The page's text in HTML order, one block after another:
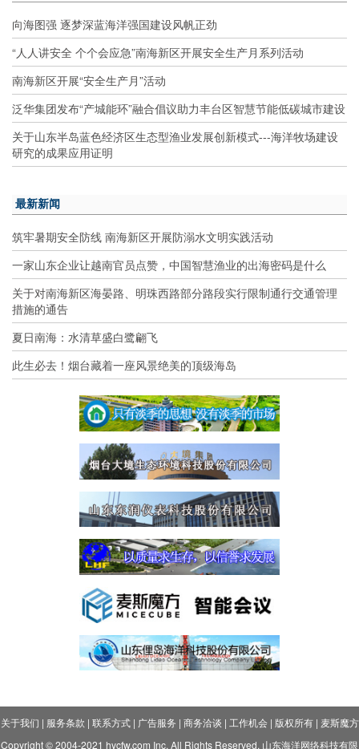
向海图强 逐梦深蓝海洋强国建设风帆正劲
“人人讲安全 个个会应急”南海新区开展安全生产月系列活动
南海新区开展“安全生产月”活动
泛华集团发布“产城能环”融合倡议助力丰台区智慧节能低碳城市建设
关于山东半岛蓝色经济区生态型渔业发展创新模式---海洋牧场建设
研究的成果应用证明
最新新闻
筑牢暑期安全防线 南海新区开展防溺水文明实践活动
一家山东企业让越南官员点赞，中国智慧渔业的出海密码是什么
关于对南海新区海晏路、明珠西路部分路段实行限制通行交通管理
措施的通告
夏日南海：水清草盛白鹭翩飞
此生必去！烟台藏着一座风景绝美的顶级海岛
关于我们 | 服务条款 | 联系方式| 广告服务 | 商务洽谈 | 工作机会| 版权所有| 麦斯魔方
Copyright © 2004-2021 hycfw.com Inc. All Rights Reserved. 山东海洋网络科技有限